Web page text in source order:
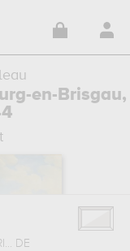
en-Brisgau,
DE